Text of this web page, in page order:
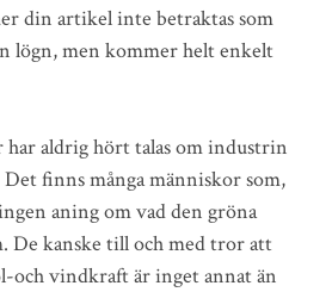
din artikel inte betraktas som
lögn, men kommer helt enkelt
har aldrig hört talas om industrin
finns många människor som,
aning om vad den gröna
De kanske till och med tror att
och vindkraft är inget annat än